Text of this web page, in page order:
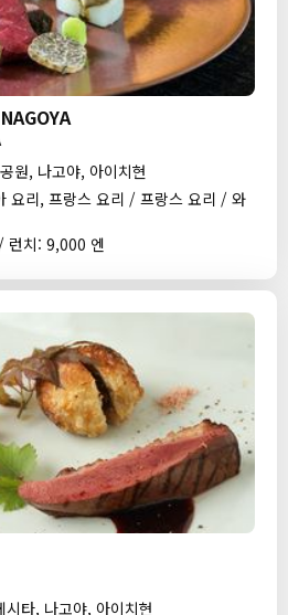
원, 나고야, 아이치현
요리, 프랑스 요리 / 프랑스 요리 / 와
런치: 9,000 엔
타, 나고야, 아이치현